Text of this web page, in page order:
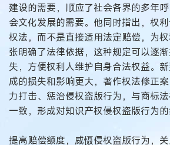
建设的需要，顺应了社会各界的多年
会文化发展的需要。他同时指出，权
权法，而不是直接适用法定赔偿，为
张明确了法律依据，这种规定可以逐
失，方便权利人维护自身合法权益。
成的损失和影响更大，著作权法修正
力打击、惩治侵权盗版行为，与商标
一致，形成对知识产权侵权盗版行为的
提高赔偿额度，威慑侵权盗版行为，